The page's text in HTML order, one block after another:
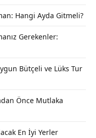
Hangi Ayda Gitmeli?
Gerekenler:
Bütçeli ve Lüks Tur
Önce Mutlaka
En İyi Yerler